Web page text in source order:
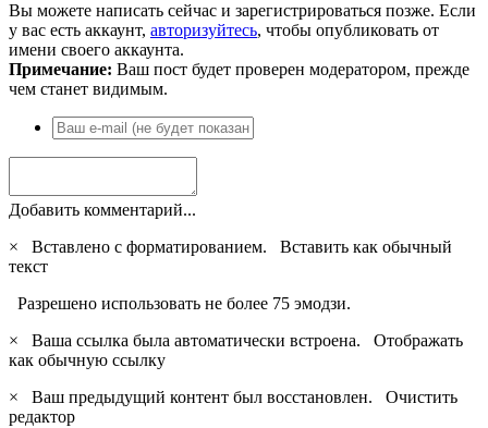
Вы можете написать сейчас и зарегистрироваться позже. Если
у вас есть аккаунт, авторизуйтесь, чтобы опубликовать от
имени своего аккаунта.
Примечание: Ваш пост будет проверен модератором, прежде
чем станет видимым.
Добавить комментарий...
×
Вставлено с форматированием. Вставить как обычный
текст
Разрешено использовать не более 75 эмодзи.
×
Ваша ссылка была автоматически встроена. Отображать
как обычную ссылку
×
Ваш предыдущий контент был восстановлен. Очистить
редактор